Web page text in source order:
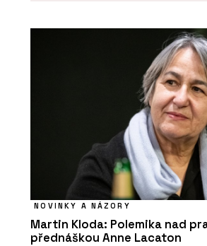
Série keramických
NOVINKY A NÁZORY
Martin Kloda: Polemika nad
přednáškou Anne Lacaton